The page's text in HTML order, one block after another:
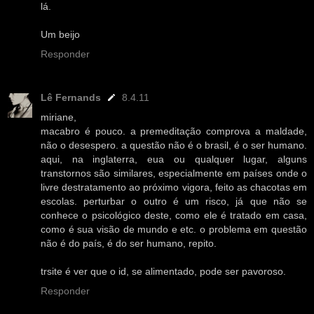
lá.
Um beijo
Responder
Lê Fernands
8.4.11
miriane,
macabro é pouco. a premeditação comprova a maldade,
não o desespero. a questão não é o brasil, é o ser humano.
aqui, na inglaterra, eua ou qualquer lugar, alguns
transtornos são similares, especialmente em países onde o
livre destratamento ao próximo vigora, feito as chacotas em
escolas. perturbar o outro é um risco, já que não se
conhece o psicológico deste, como ele é tratado em casa,
como é sua visão de mundo e etc. o problema em questão
não é do país, é do ser humano, repito.
trsite é ver que o id, se alimentado, pode ser pavoroso.
Responder